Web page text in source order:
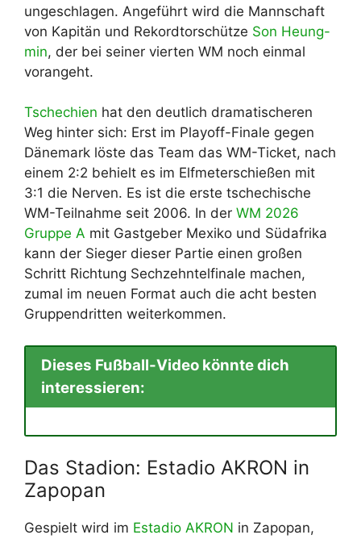
ungeschlagen. Angeführt wird die Mannschaft
von Kapitän und Rekordtorschütze Son Heung-
min, der bei seiner vierten WM noch einmal
vorangeht.
Tschechien hat den deutlich dramatischeren
Weg hinter sich: Erst im Playoff-Finale gegen
Dänemark löste das Team das WM-Ticket, nach
einem 2:2 behielt es im Elfmeterschießen mit
3:1 die Nerven. Es ist die erste tschechische
WM-Teilnahme seit 2006. In der WM 2026
Gruppe A mit Gastgeber Mexiko und Südafrika
kann der Sieger dieser Partie einen großen
Schritt Richtung Sechzehntelfinale machen,
zumal im neuen Format auch die acht besten
Gruppendritten weiterkommen.
Dieses Fußball-Video könnte dich
interessieren:
Das Stadion: Estadio AKRON in
Zapopan
Gespielt wird im Estadio AKRON in Zapopan,